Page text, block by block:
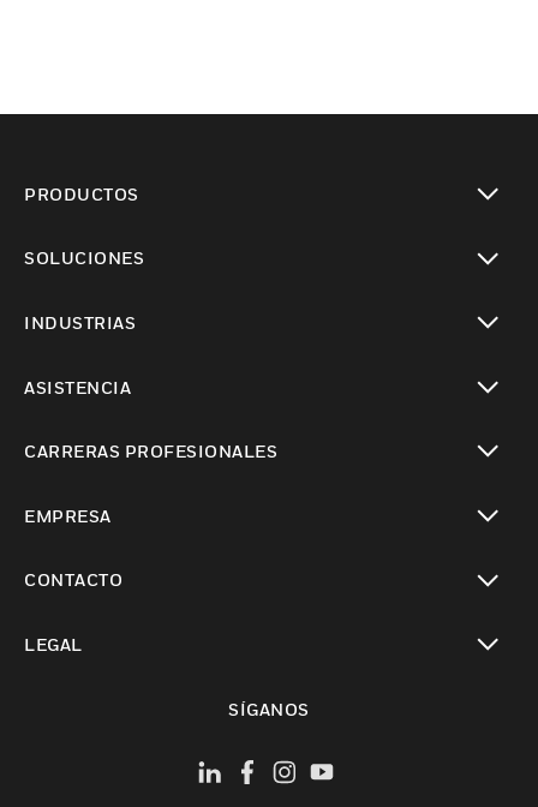
PRODUCTOS
SOLUCIONES
INDUSTRIAS
ASISTENCIA
CARRERAS PROFESIONALES
EMPRESA
CONTACTO
LEGAL
SÍGANOS